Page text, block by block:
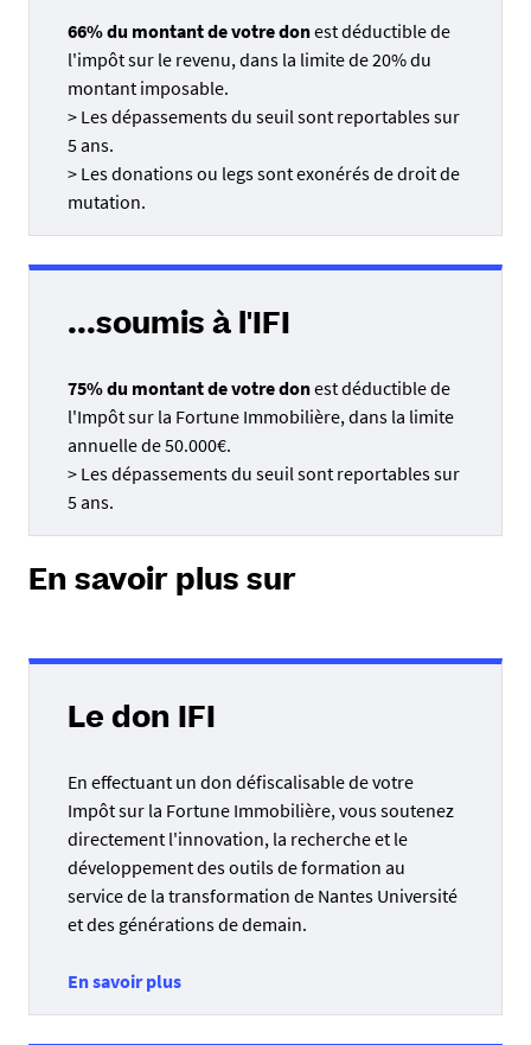
66% du montant de votre donest déductible de
l'impôt sur le revenu, dans la limite de 20% du
montant imposable.
> Les dépassements du seuil sont reportables sur
5 ans.
> Les donations ou legs sont exonérés de droit de
mutation.
...soumis à l'IFI
75% du montant de votre donest déductible de
l'Impôt sur la Fortune Immobilière, dans la limite
annuelle de 50.000€.
> Les dépassements du seuil sont reportables sur
5 ans.
En savoir plus sur
Le don IFI
En effectuant un don défiscalisable de votre
Impôt sur la Fortune Immobilière, vous soutenez
directement l'innovation, la recherche et le
développement des outils de formation au
service de la transformation de Nantes Université
et des générations de demain.
En savoir plus